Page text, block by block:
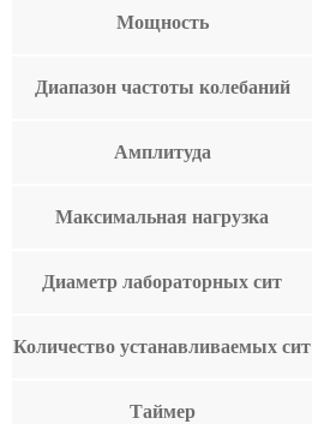
Мощность
Диапазон частоты колебаний
Амплитуда
Максимальная нагрузка
Диаметр лабораторных сит
Количество устанавливаемых сит
Таймер